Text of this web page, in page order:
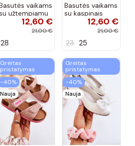
vaikams
užtempiamu
užsegimu
rožinės spalvos
12,60 €
21,00 €
28
Basutės vaikams
su kaspinais
aukso spalvos
12,60 €
21,00 €
23 25
Greitas
pristatymas
−40%
Nauja
Greitas
pristatymas
−40%
Nauja